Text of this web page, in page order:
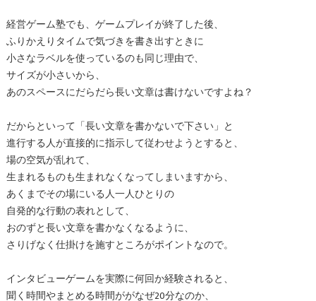
経営ゲーム塾でも、ゲームプレイが終了した後、
ふりかえりタイムで気づきを書き出すときに
小さなラベルを使っているのも同じ理由で、
サイズが小さいから、
あのスペースにだらだら長い文章は書けないですよね？
だからといって「長い文章を書かないで下さい」と
進行する人が直接的に指示して従わせようとすると、
場の空気が乱れて、
生まれるものも生まれなくなってしまいますから、
あくまでその場にいる人一人ひとりの
自発的な行動の表れとして、
おのずと長い文章を書かなくなるように、
さりげなく仕掛けを施すところがポイントなので。
インタビューゲームを実際に何回か経験されると、
聞く時間やまとめる時間ががなぜ20分なのか、